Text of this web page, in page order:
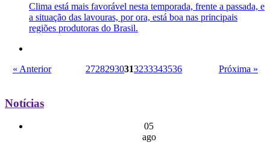
Clima está mais favorável nesta temporada, frente a passada, e
a situação das lavouras, por ora, está boa nas principais
regiões produtoras do Brasil.
« Anterior 27282930313233343536 Próxima »
Notícias
05
ago